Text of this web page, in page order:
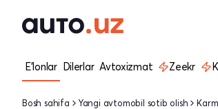
E'lonlar Dilerlar Avtoxizmat Zeekr
Bosh sahifa Yangi avtomobil sotib olish